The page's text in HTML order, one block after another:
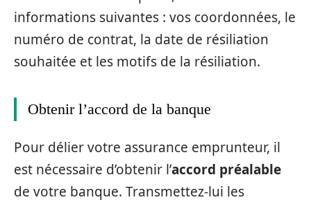
informations suivantes : vos coordonnées, le
numéro de contrat, la date de résiliation
souhaitée et les motifs de la résiliation.
Obtenir l’accord de la banque
Pour délier votre assurance emprunteur, il
est nécessaire d’obtenir l’accord préalable
de votre banque. Transmettez-lui les